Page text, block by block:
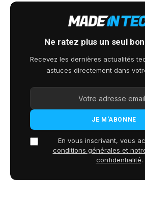
Ne ratez plus un seul
Recevez les dernières actualités
astuces directement dans
En vous inscrivant, vous
conditions générales et
confidentialité.